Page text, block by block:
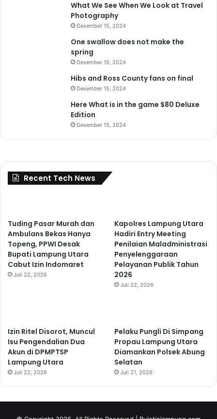
What We See When We Look at Travel
Photography
Desember 15, 2024
One swallow does not make the
spring
Desember 15, 2024
Hibs and Ross County fans on final
Desember 15, 2024
Here What is in the game $80 Deluxe
Edition
Desember 15, 2024
Recent Tech News
Tuding Pasar Murah dan
Ambulans Bekas Hanya
Topeng, PPWI Desak
Bupati Lampung Utara
Cabut Izin Indomaret
Juli 22, 2026
Kapolres Lampung Utara
Hadiri Entry Meeting
Penilaian Maladministrasi
Penyelenggaraan
Pelayanan Publik Tahun
2026
Juli 22, 2026
Izin Ritel Disorot, Muncul
Isu Pengendalian Dua
Akun di DPMPTSP
Lampung Utara
Juli 22, 2026
Pelaku Pungli Di Simpang
Propau Lampung Utara
Diamankan Polsek Abung
Selatan
Juli 21, 2026